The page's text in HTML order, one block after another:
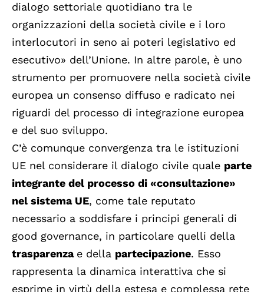
dialogo settoriale quotidiano tra le
organizzazioni della società civile e i loro
interlocutori in seno ai poteri legislativo ed
esecutivo» dell’Unione. In altre parole, è uno
strumento per promuovere nella società civile
europea un consenso diffuso e radicato nei
riguardi del processo di integrazione europea
e del suo sviluppo.
C’è comunque convergenza tra le istituzioni
UE nel considerare il dialogo civile quale parte
integrante del processo di «consultazione»
nel sistema UE, come tale reputato
necessario a soddisfare i principi generali di
good governance, in particolare quelli della
trasparenza e della partecipazione. Esso
rappresenta la dinamica interattiva che si
esprime in virtù della estesa e complessa rete